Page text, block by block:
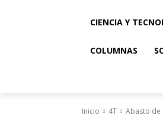
CIENCIA Y
COLUMNAS
Inicio 4T Abasto de